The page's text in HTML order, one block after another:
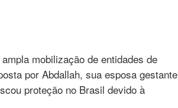
mobilização de entidades de
por Abdallah, sua esposa gestante
proteção no Brasil devido à